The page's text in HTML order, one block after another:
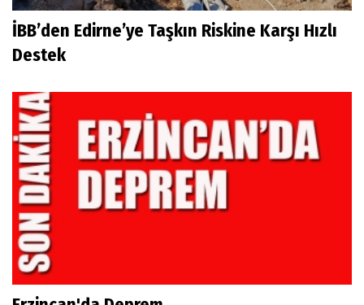
İBB’den Edirne’ye Taşkın Riskine Karşı Hızlı
Destek